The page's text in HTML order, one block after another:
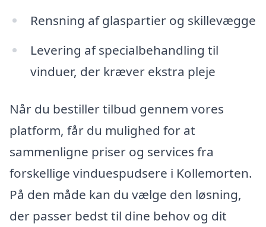
Rensning af glaspartier og skillevægge
Levering af specialbehandling til
vinduer, der kræver ekstra pleje
Når du bestiller tilbud gennem vores
platform, får du mulighed for at
sammenligne priser og services fra
forskellige vinduespudsere i Kollemorten.
På den måde kan du vælge den løsning,
der passer bedst til dine behov og dit